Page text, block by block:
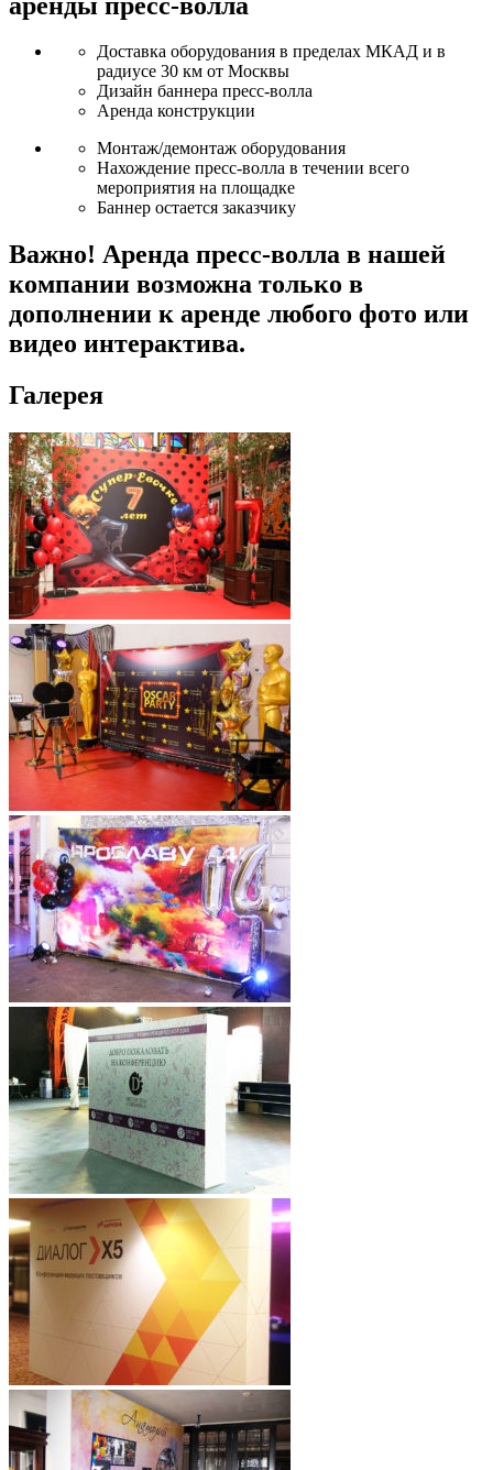
Доставка оборудования в пределах МКАД и в
радиусе 30 км от Москвы
Дизайн баннера пресс-волла
Аренда конструкции
Монтаж/демонтаж оборудования
Нахождение пресс-волла в течении всего
мероприятия на площадке
Баннер остается заказчику
Важно! Аренда пресс-волла в нашей
компании возможна только в
дополнении к аренде любого фото или
видео интерактива.
Галерея